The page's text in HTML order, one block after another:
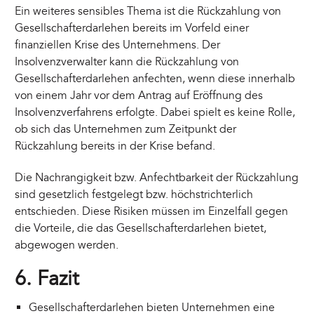
Ein weiteres sensibles Thema ist die Rückzahlung von
Gesellschafterdarlehen bereits im Vorfeld einer
finanziellen Krise des Unternehmens. Der
Insolvenzverwalter kann die Rückzahlung von
Gesellschafterdarlehen anfechten, wenn diese innerhalb
von einem Jahr vor dem Antrag auf Eröffnung des
Insolvenzverfahrens erfolgte. Dabei spielt es keine Rolle,
ob sich das Unternehmen zum Zeitpunkt der
Rückzahlung bereits in der Krise befand.
Die Nachrangigkeit bzw. Anfechtbarkeit der Rückzahlung
sind gesetzlich festgelegt bzw. höchstrichterlich
entschieden. Diese Risiken müssen im Einzelfall gegen
die Vorteile, die das Gesellschafterdarlehen bietet,
abgewogen werden.
6. Fazit
Gesellschafterdarlehen bieten Unternehmen eine